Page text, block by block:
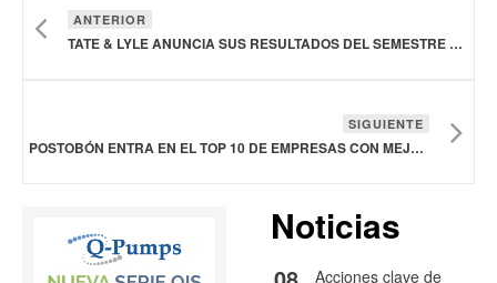
ANTERIOR
TATE & LYLE ANUNCIA SUS RESULTADOS DEL SEMESTRE QUE FINALIZÓ EL 30 DE SEPTIEMBRE
SIGUIENTE
POSTOBÓN ENTRA EN EL TOP 10 DE EMPRESAS CON MEJOR REPUTACIÓN DE COLOMBIA
Noticias
Acciones clave de